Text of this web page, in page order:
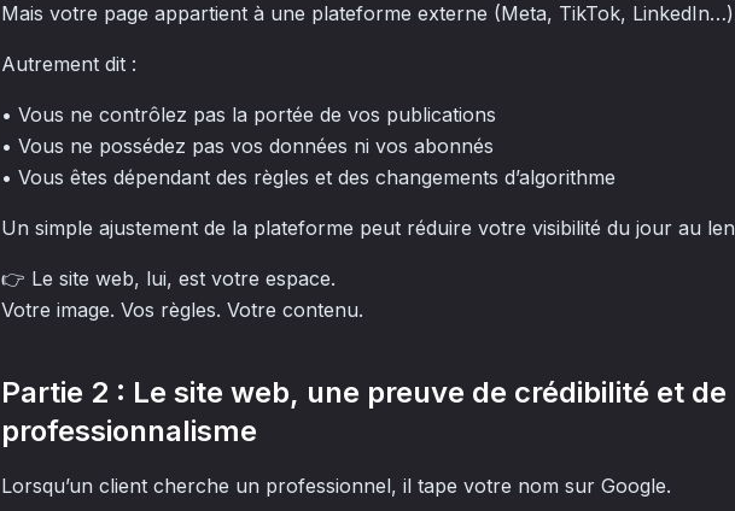
Mais votre page appartient à une plateforme externe (Meta, TikTok,
Autrement dit :
• Vous ne contrôlez pas la portée de vos publications
• Vous ne possédez pas vos données ni vos abonnés
• Vous êtes dépendant des règles et des changements d’algorithme
Un simple ajustement de la plateforme peut réduire votre visibilité du jour au
👉 Le site web, lui, est votre espace.
Votre image. Vos règles. Votre contenu.
Partie 2 : Le site web, une preuve de crédibilité et de
professionnalisme
Lorsqu’un client cherche un professionnel, il tape votre nom sur Google.